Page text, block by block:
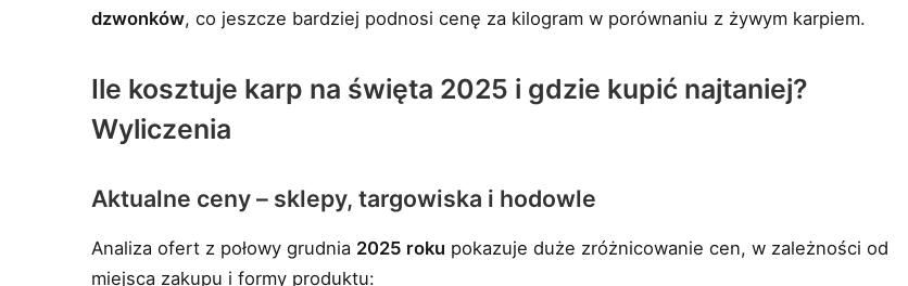
dzwonków, co jeszcze bardziej podnosi cenę za kilogram w porównaniu z żywym karpiem.
Ile kosztuje karp na święta 2025 i gdzie kupić najtaniej?
Wyliczenia
Aktualne ceny – sklepy, targowiska i hodowle
Analiza ofert z połowy grudnia 2025 roku pokazuje duże zróżnicowanie cen, w zależności od
miejsca zakupu i formy produktu: